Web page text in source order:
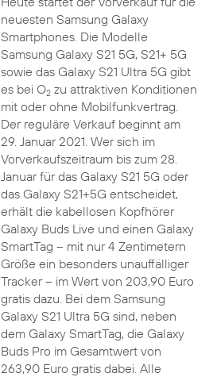
neuesten Samsung Galaxy
Smartphones. Die Modelle
Samsung Galaxy S21 5G, S21+ 5G
sowie das Galaxy S21 Ultra 5G gibt
es bei O2zu attraktiven Konditionen
mit oder ohne Mobilfunkvertrag.
Der reguläre Verkauf beginnt am
29. Januar 2021. Wer sich im
Vorverkaufszeitraum bis zum 28.
Januar für das Galaxy S21 5G oder
das Galaxy S21+5G entscheidet,
erhält die kabellosen Kopfhörer
Galaxy Buds Live und einen Galaxy
SmartTag – mit nur 4 Zentimetern
Größe ein besonders unauffälliger
Tracker – im Wert von 203,90 Euro
gratis dazu. Bei dem Samsung
Galaxy S21 Ultra 5G sind, neben
dem Galaxy SmartTag, die Galaxy
Buds Pro im Gesamtwert von
263,90 Euro gratis dabei. Alle